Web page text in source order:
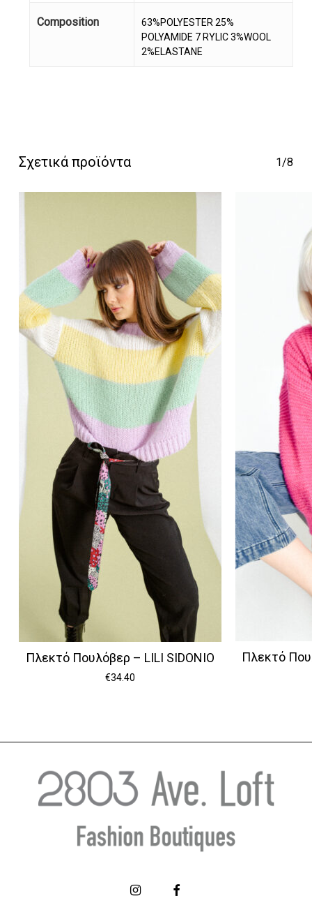
Composition
63%POLYESTER 25%
POLYAMIDE 7 RYLIC 3%WOOL
2%ELASTANE
Σχετικά προϊόντα 1/8
Πλεκτό Πουλόβερ – LILI SIDONIO
€34.40
Πλεκτό